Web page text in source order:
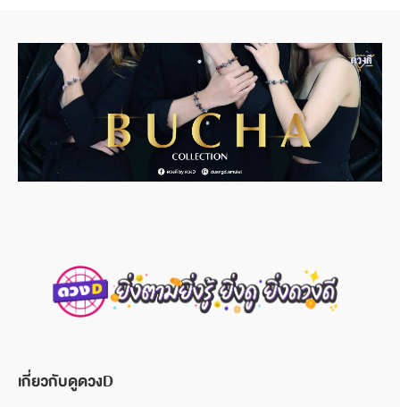
เกี่ยวกับดูดวงD